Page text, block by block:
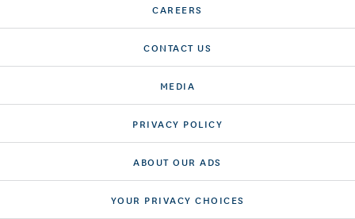
CAREERS
CONTACT US
MEDIA
PRIVACY POLICY
ABOUT OUR ADS
YOUR PRIVACY CHOICES